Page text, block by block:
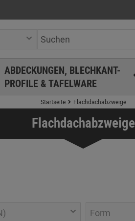
ABDECKUNGEN, BLECHKANT-
PROFILE & TAFELWARE
Startseite Flachdachabzweige
Flachdachabzweige
Form